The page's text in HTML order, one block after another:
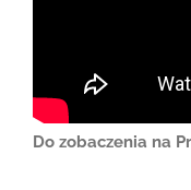
Do zobaczenia na